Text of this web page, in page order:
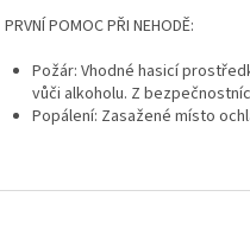
PRVNÍ POMOC PŘI NEHODĚ:
Požár: Vhodné hasicí
vůči alkoholu. Z
Popálení: Zasažené místo